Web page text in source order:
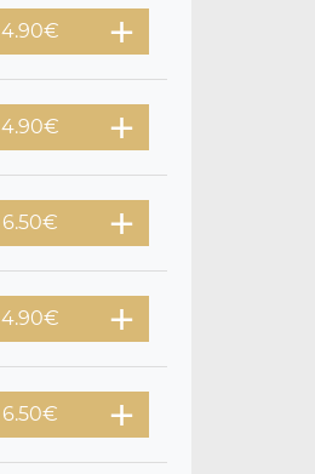
4.90€
4.90€
6.50€
4.90€
6.50€